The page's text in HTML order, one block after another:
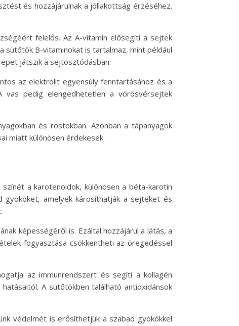
és hozzájárulnak a jóllakottság érzéséhez.
felelős. Az A-vitamin elősegíti a sejtek
sütőtök B-vitaminokat is tartalmaz, mint például
játszik a sejtosztódásban.
az elektrolit egyensúly fenntartásához és a
vas pedig elengedhetetlen a vörösvérsejtek
és rostokban. Azonban a tápanyagok
miatt különösen érdekesek.
a karotenoidok, különösen a béta-karotin
gyököket, amelyek károsíthatják a sejteket és
képességéről is. Ezáltal hozzájárul a látás, a
fogyasztása csökkentheti az öregedéssel
az immunrendszert és segíti a kollagén
A sütőtökben található antioxidánsok
védelmét is erősíthetjük a szabad gyökökkel